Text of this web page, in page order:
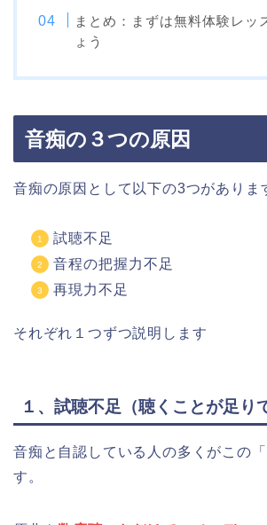
まとめ：まずは無料体験レッ
ょう
音痴の３つの原因
音痴の原因として以下の3つがありま
試聴不足
音程の把握力不足
再現力不足
それぞれ１つずつ説明します
１、試聴不足（聴くことが足り
音痴と自認している人の多くがこの
す。